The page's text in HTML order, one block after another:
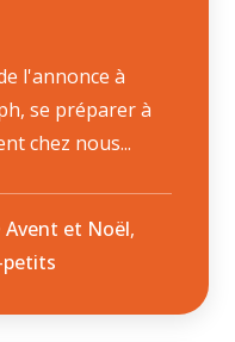
l'annonce à
se préparer à
chez nous...
Avent et Noël,